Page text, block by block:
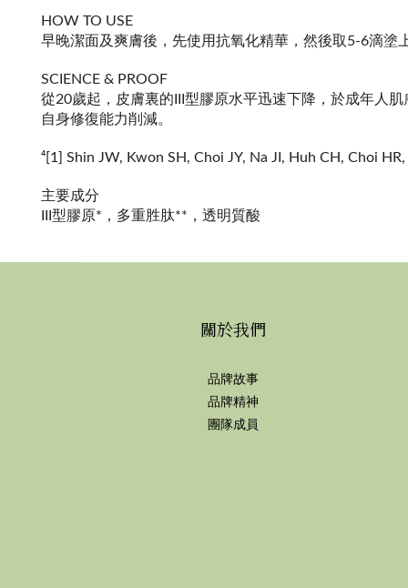
HOW TO USE
早晚潔面及爽膚後，先使用抗氧化精華，然後取5-6滴
SCIENCE & PROOF
從20歲起，皮膚裏的III型膠原水平迅速下降，於成年人
自身修復能力削減。
⁴[1] Shin JW, Kwon SH, Choi JY, Na JI, Huh CH, Choi
主要成分
III型膠原*，多重胜肽**，透明質酸
關於我們
品牌故事
品牌精神
團隊成員